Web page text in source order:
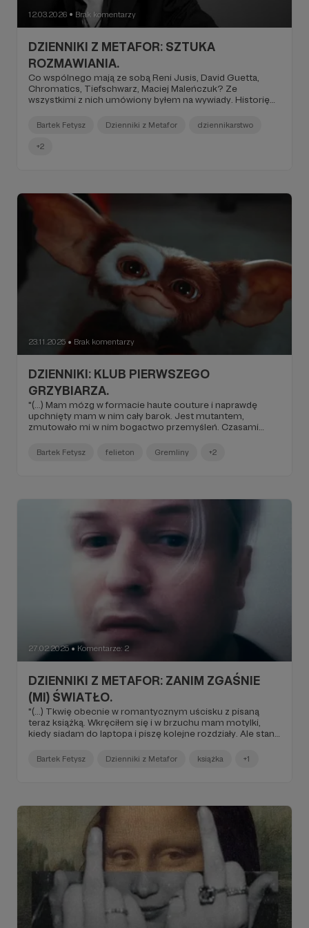
12.03.2026 ● Brak komentarzy
DZIENNIKI Z METAFOR: SZTUKA
ROZMAWIANIA.
Co wspólnego mają ze sobą Reni Jusis, David Guetta,
Chromatics, Tiefschwarz, Maciej Maleńczuk? Ze
wszystkimi z nich umówiony byłem na wywiady. Historię
ekskluzywny cykl, którego nie przeczytasz nigdzie indziej.
Próg 50 złotych plus. Tylko na Patronite.
Bartek Fetysz Dzienniki z Metafor dziennikarstwo
+2
23.11.2025 ● Brak komentarzy
DZIENNIKI: KLUB PIERWSZEGO
GRZYBIARZA.
"(...) Mam mózg w formacie haute couture i naprawdę
upchnięty mam w nim cały barok. Jest mutantem,
zmutowało mi w nim bogactwo przemyśleń. Czasami
przesyt codziennych myśli, a co dopiero gdyby je podlać
psychodeliczną benzyną. Istny pożar w burdelu, wszystkie
Fetysz kibol. W dodatku narodowiec. Umysłowy strażnik
Ćmielowa (...)".
Bartek Fetysz felieton Gremliny +2
27.02.2025 ● Komentarze: 2
DZIENNIKI Z METAFOR: ZANIM ZGAŚNIE
(MI) ŚWIATŁO.
"(...) Tkwię obecnie w romantycznym uścisku z pisaną
teraz książką. Wkręciłem się i w brzuchu mam motylki,
kiedy siadam do laptopa i piszę kolejne rozdziały. Ale stan
dzisiaj relację z "Zanim zgaśnie światło na Facebooku to
brzmiałby: "W związku z...". Za kilka tygodni status zmienię
szczerze nienawidzić (...)".
Bartek Fetysz Dzienniki z Metafor książka +1